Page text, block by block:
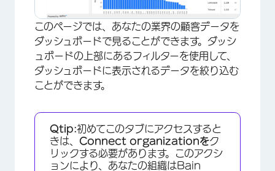
×
このページでは、あなたの業界の顧客データを
ダッシュボードで見ることができます。ダッシ
ュボードの上部にあるフィルターを使用して、
ダッシュボードに表示されるデータを絞り込む
ことができます。
Qtip:初めてこのタブにアクセスすると
きは、 Connect organizationをク
リックする必要があります。このアクシ
ョンにより、あなたの組織はBain